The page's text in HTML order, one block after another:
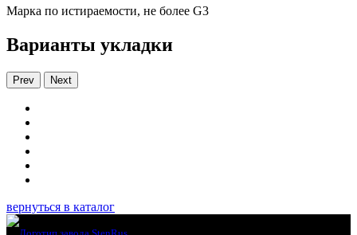
Марка по истираемости, не более G3
Варианты укладки
Prev Next
вернуться в каталог